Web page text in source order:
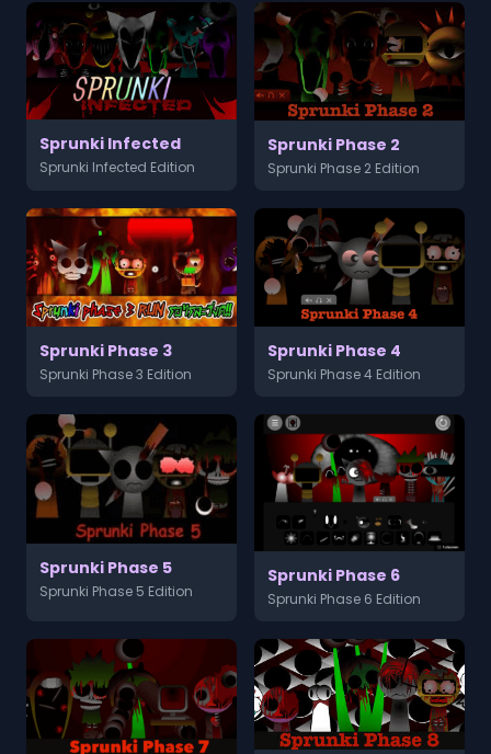
Sprunki Infected
Sprunki Infected Edition
Sprunki Phase 2
Sprunki Phase 2 Edition
Sprunki Phase 3
Sprunki Phase 3 Edition
Sprunki Phase 4
Sprunki Phase 4 Edition
Sprunki Phase 5
Sprunki Phase 5 Edition
Sprunki Phase 6
Sprunki Phase 6 Edition